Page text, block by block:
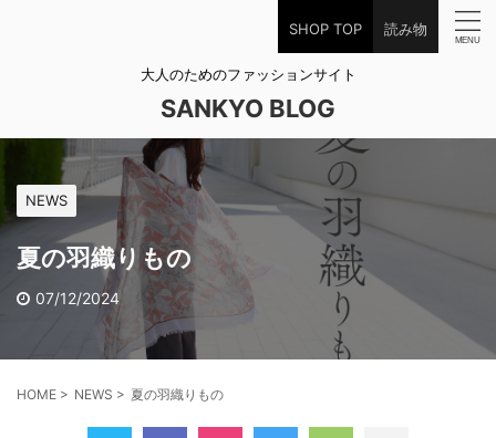
SHOP TOP 読み物
大人のためのファッションサイト
SANKYO BLOG
NEWS
夏の羽織りもの
07/12/2024
HOME > NEWS > 夏の羽織りもの